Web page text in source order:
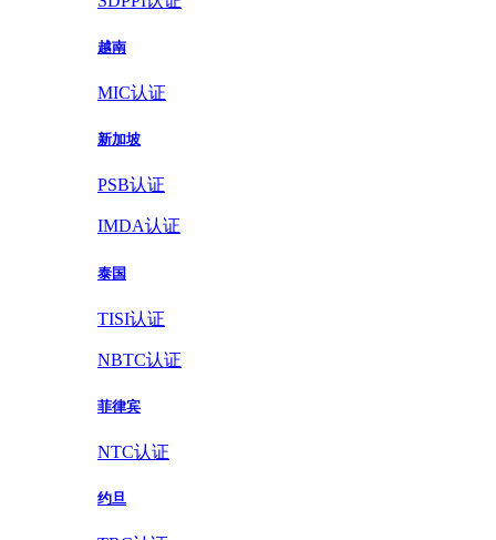
越南
MIC认证
新加坡
PSB认证
IMDA认证
泰国
TISI认证
NBTC认证
菲律宾
NTC认证
约旦